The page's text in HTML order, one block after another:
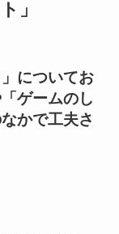
」
についてお
ゲームのし
かで工夫さ